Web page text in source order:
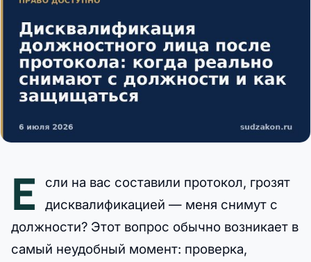
Е
сли на вас составили протокол, грозят
дисквалификацией — меня снимут с
должности? Этот вопрос обычно возникает в
самый неудобный момент: проверка,